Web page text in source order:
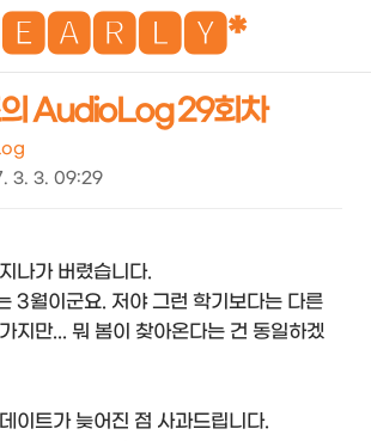
의 AudioLog 29회차
3. 3. 09:29
나가 버렸습니다.
3월이군요. 저야 그런 학기보다는 다른
지만... 뭐 봄이 찾아온다는 건 동일하겠
이트가 늦어진 점 사과드립니다.